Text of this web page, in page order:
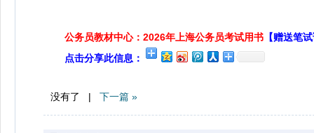
公务员教材中心：2026年上海公务员考试用书 【赠送笔
点击分享此信息：
没有了 | 下一篇 »